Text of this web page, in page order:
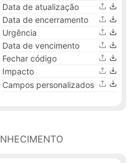
Data de atualização
Data de encerramento
Urgência
Data de vencimento
Fechar código
Impacto
Campos personalizados